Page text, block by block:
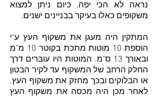
נראה לא הכי יפה. כיום ניתן למצוא
משקופים כאלו בעיקר בבניינים ישנים.
המתקין היה מעגן את משקוף העץ ע"י
הוספת 10 מוטות מתכת בקוטר 10 מ"מ
ובאורך 13 ס"מ. המוטות היו עוברים דרך
החלק הרחב של המשקוף עד לקיר הבטון
או הבלוקים ובכך מחזק את משקוף העץ.
לאחר מכן היה מכסה את משקוף העץ